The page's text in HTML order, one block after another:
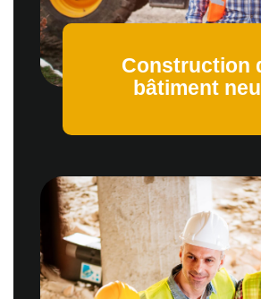
Construction
bâtiment